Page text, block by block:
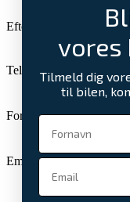
Efternavn
Telefon
Foretrukket dato
Email
vores
Tilmeld dig
til bilen,